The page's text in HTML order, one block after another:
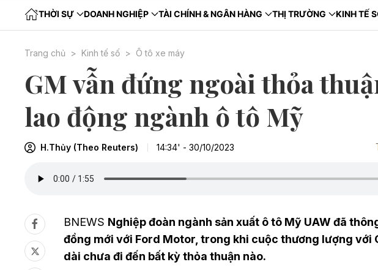
THỜI SỰ DOANH NGHIỆP TÀI CHÍNH & NGÂN HÀNG THỊ TRƯỜNG KINH TẾ
Trang chủ Kinh tế số Ô tô xe máy
GM vẫn đứng ngoài thỏa
lao động ngành ô tô Mỹ
H.Thủy (Theo Reuters) 14:34' - 30/10/2023
BNEWS Nghiệp đoàn ngành sản xuất ô tô Mỹ UAW đã
đồng mới với Ford Motor, trong khi cuộc thương lượng với
dài chưa đi đến bất kỳ thỏa thuận nào.